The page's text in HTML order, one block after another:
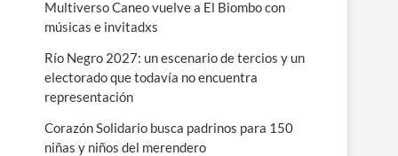
Multiverso Caneo vuelve a El Biombo con
músicas e invitadxs
Río Negro 2027: un escenario de tercios y un
electorado que todavía no encuentra
representación
Corazón Solidario busca padrinos para 150
niñas y niños del merendero